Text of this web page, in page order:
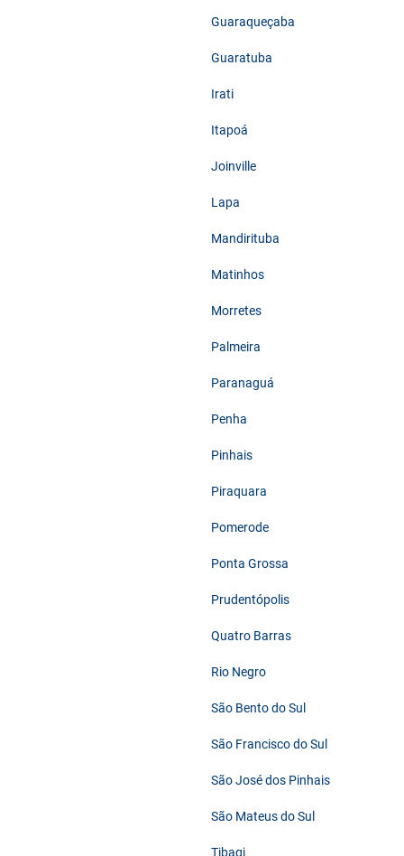
Guaraqueçaba
Guaratuba
Irati
Itapoá
Joinville
Lapa
Mandirituba
Matinhos
Morretes
Palmeira
Paranaguá
Penha
Pinhais
Piraquara
Pomerode
Ponta Grossa
Prudentópolis
Quatro Barras
Rio Negro
São Bento do Sul
São Francisco do Sul
São José dos Pinhais
São Mateus do Sul
Tibagi